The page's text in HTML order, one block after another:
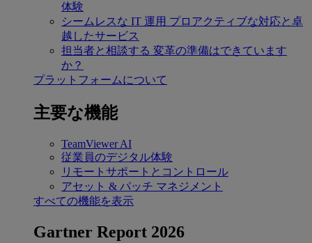
体験
シームレスな IT 運用 プロアクティブな対応と卓
越したサービス
担当者と相談する 変革の準備はできています
か？
プラットフォームについて
主要な機能
TeamViewer AI
従業員のデジタル体験
リモートサポートとコントロール
アセット & パッチ マネジメント
すべての機能を表示
Gartner Report 2026